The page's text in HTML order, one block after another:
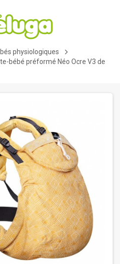
physiologiques
bébé préformé Néo Ocre V3 de